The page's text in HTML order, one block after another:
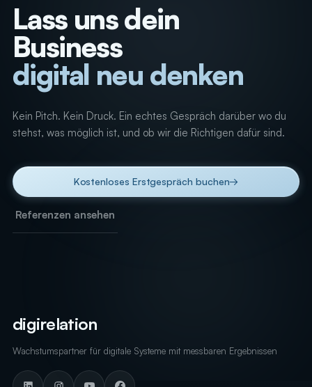
Lass uns dein
Business
digital neu denken
Kein Pitch. Kein Druck. Ein echtes Gespräch darüber wo du
stehst, was möglich ist, und ob wir die Richtigen dafür sind.
Kostenloses Erstgespräch buchen→
Referenzen ansehen
digirelation
Wachstumspartner für digitale Systeme mit messbaren Ergebnissen